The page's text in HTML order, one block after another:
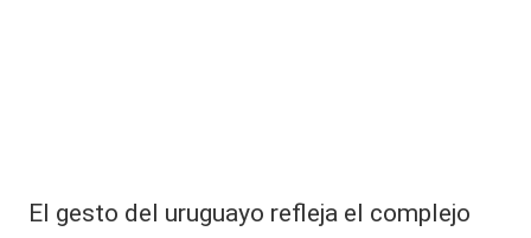
El gesto del uruguayo refleja el complejo